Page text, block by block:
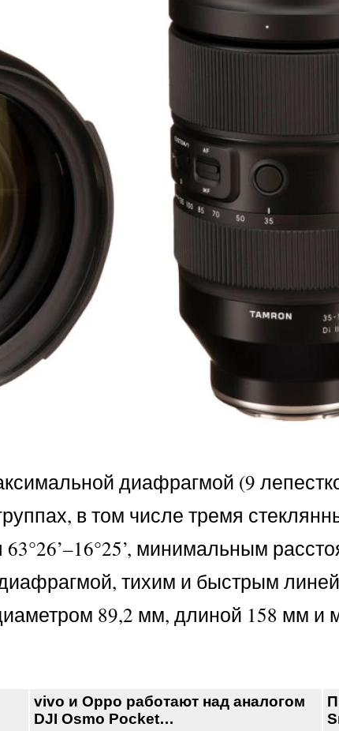
диафрагмой (9
в том числе тремя
минимальным
тихим и быстрым
89,2 мм, длиной 158 мм и
vivo и Oppo работают над аналогом
DJI Osmo Pocket…